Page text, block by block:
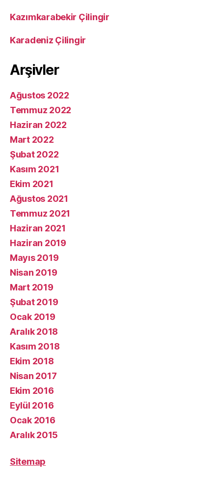
Kazımkarabekir Çilingir
Karadeniz Çilingir
Arşivler
Ağustos 2022
Temmuz 2022
Haziran 2022
Mart 2022
Şubat 2022
Kasım 2021
Ekim 2021
Ağustos 2021
Temmuz 2021
Haziran 2021
Haziran 2019
Mayıs 2019
Nisan 2019
Mart 2019
Şubat 2019
Ocak 2019
Aralık 2018
Kasım 2018
Ekim 2018
Nisan 2017
Ekim 2016
Eylül 2016
Ocak 2016
Aralık 2015
Sitemap